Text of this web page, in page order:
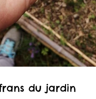
du jardin